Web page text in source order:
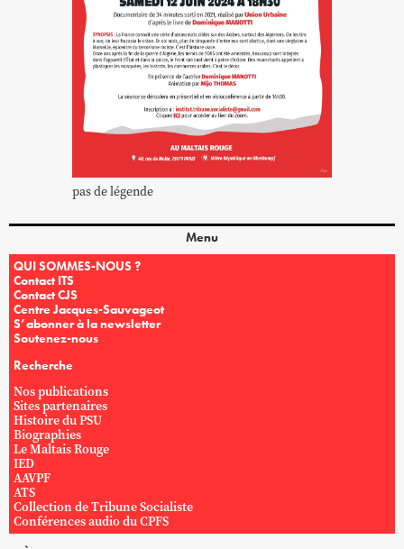
pas de légende
Menu
QUI SOMMES-NOUS ?
Contact ITS
Contact CJS
Centre Jacques-Sauvageot
S’abonner à la newsletter
Soutenez-nous
Recherche
Nos publications
Sites partenaires
Histoire du PSU
Biographies
Le Maltais Rouge
IED
AAVPF
ATS
Collection de Tribune Socialiste
Conférences audio du CPFS